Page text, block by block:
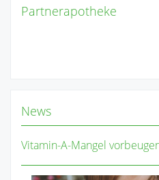
Partnerapotheke
News
Vitamin-A-Mangel